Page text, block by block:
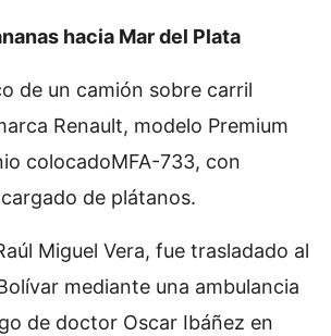
hacia Mar del Plata
de un camión sobre carril
Renault, modelo Premium
colocadoMFA-733, con
de plátanos.
Miguel Vera, fue trasladado al
mediante una ambulancia
de doctor Oscar Ibáñez en